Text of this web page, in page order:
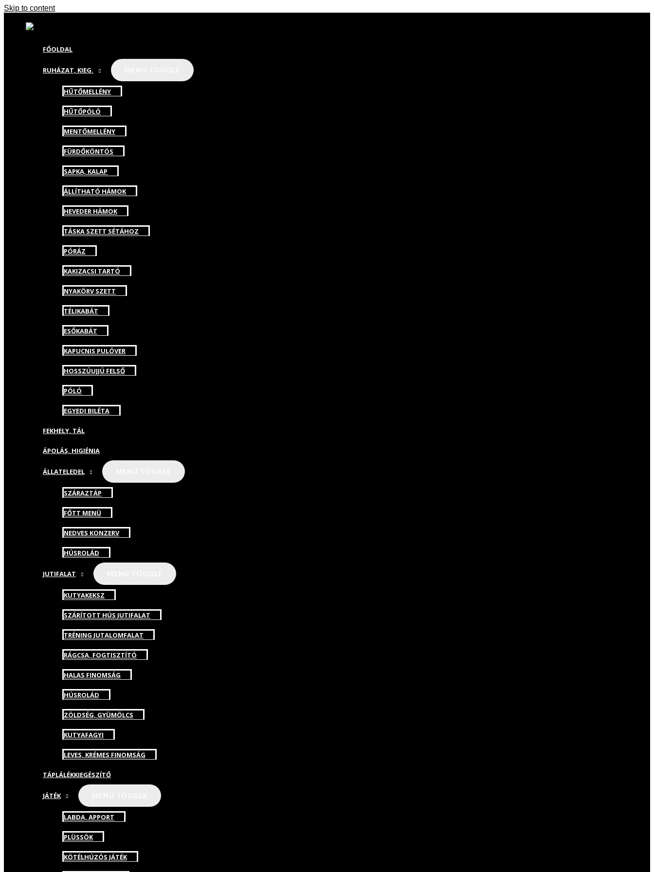
Skip to content
FŐOLDAL
RUHÁZAT, KIEG.
HŰTŐMELLÉNY
HŰTŐPÓLÓ
MENTŐMELLÉNY
FÜRDŐKÖNTÖS
SAPKA, KALAP
ÁLLÍTHATÓ HÁMOK
HEVEDER HÁMOK
TÁSKA SZETT SÉTÁHOZ
PÓRÁZ
KAKIZACSI TARTÓ
NYAKÖRV SZETT
TÉLIKABÁT
ESŐKABÁT
KAPUCNIS PULÓVER
HOSSZÚUJJÚ FELSŐ
PÓLÓ
EGYEDI BILÉTA
FEKHELY, TÁL
ÁPOLÁS, HIGIÉNIA
ÁLLATELEDEL
SZÁRAZTÁP
FŐTT MENÜ
NEDVES KONZERV
HÚSROLÁD
JUTIFALAT
KUTYAKEKSZ
SZÁRÍTOTT HÚS JUTIFALAT
TRÉNING JUTALOMFALAT
RÁGCSA, FOGTISZTÍTÓ
HALAS FINOMSÁG
HÚSROLÁD
ZÖLDSÉG, GYÜMÖLCS
KUTYAFAGYI
LEVES, KRÉMES FINOMSÁG
TÁPLÁLÉKKIEGÉSZÍTŐ
JÁTÉK
LABDA, APPORT
PLÜSSÖK
KÖTÉLHÚZÓS JÁTÉK